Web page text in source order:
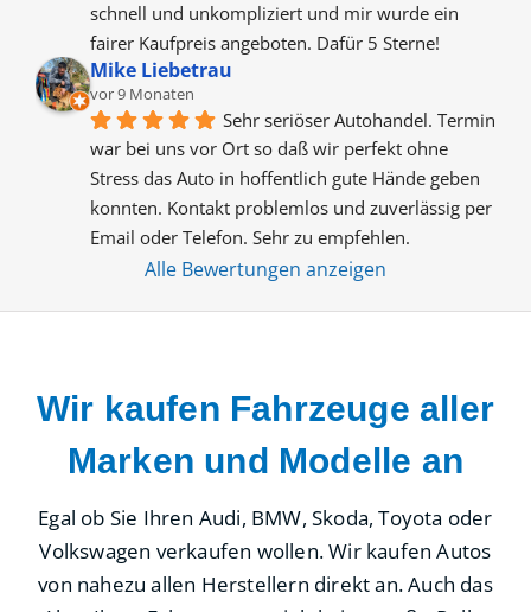
schnell und unkompliziert und mir wurde ein
fairer Kaufpreis angeboten. Dafür 5 Sterne!
Mike Liebetrau
vor 9 Monaten
Sehr seriöser Autohandel. Termin
war bei uns vor Ort so daß wir perfekt ohne
Stress das Auto in hoffentlich gute Hände geben
konnten. Kontakt problemlos und zuverlässig per
Email oder Telefon. Sehr zu empfehlen.
Alle Bewertungen anzeigen
Wir kaufen Fahrzeuge aller
Marken und Modelle an
Egal ob Sie Ihren Audi, BMW, Skoda, Toyota oder
Volkswagen verkaufen wollen. Wir kaufen Autos
von nahezu allen Herstellern direkt an. Auch das